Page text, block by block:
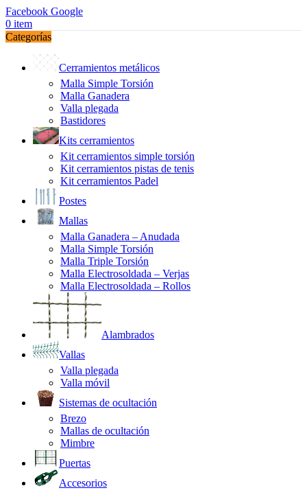
Facebook Google
0 item
Categorías
Cerramientos metálicos
Malla Simple Torsión
Malla Ganadera
Valla plegada
Bastidores
Kits cerramientos
Kit cerramientos simple torsión
Kit cerramientos pistas de tenis
Kit cerramientos Padel
Postes
Mallas
Malla Ganadera – Anudada
Malla Simple Torsión
Malla Triple Torsión
Malla Electrosoldada – Verjas
Malla Electrosoldada – Rollos
Alambrados
Vallas
Valla plegada
Valla móvil
Sistemas de ocultación
Brezo
Mallas de ocultación
Mimbre
Puertas
Accesorios